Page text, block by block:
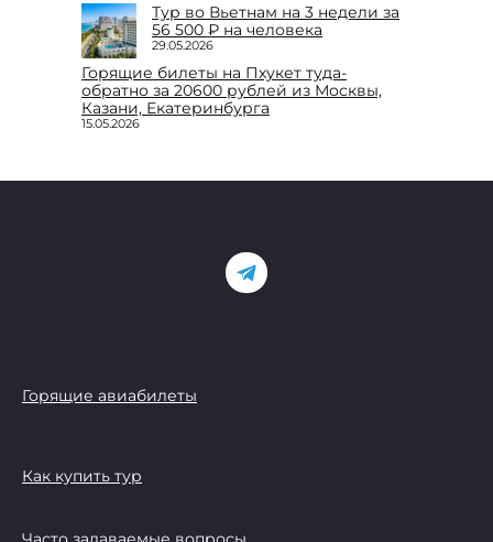
Тур во Вьетнам на 3 недели за
56 500 ₽ на человека
29.05.2026
Горящие билеты на Пхукет туда-
обратно за 20600 рублей из Москвы,
Казани, Екатеринбурга
15.05.2026
Горящие авиабилеты
Как купить тур